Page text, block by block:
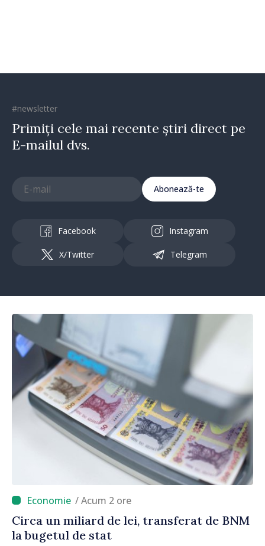
#newsletter
Primiți cele mai recente știri direct pe
E-mailul dvs.
Abonează-te
Facebook Instagram
X/Twitter Telegram
/ Acum 2 ore
Circa un miliard de lei, transferat de BNM
la bugetul de stat